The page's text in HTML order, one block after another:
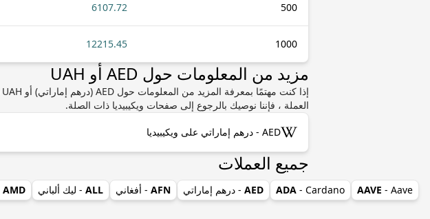
500
6107.72
1000
12215.45
مزيد من المعلومات حول AED أو UAH
العملة ، فإننا نوصيك بالرجوع إلى صفحات ويكيبيديا ذات الصلة.
AED - درهم إماراتي على ويكيبيديا
جميع العملات
AAVE - Aave
ADA - Cardano
AED - درهم إماراتي AFN - أفغاني ALL - ليك ألباني AMD